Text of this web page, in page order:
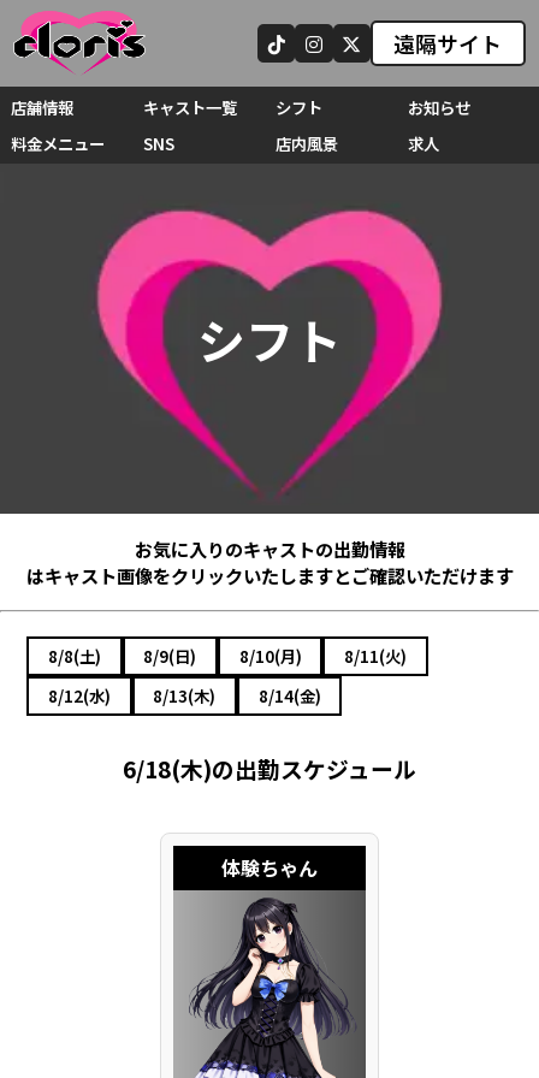
遠隔サイト
店舗情報 キャスト一覧 シフト
お知らせ
料金メニュー
SNS 店内風景 求人
シフト
お気に入りのキャストの出勤情報
はキャスト画像をクリックいたしますとご確認いただけます
8/8(土) 8/9(日) 8/10(月)
8/11(火)
8/12(水)
8/13(木) 8/14(金)
6/18(木)の出勤スケジュール
体験ちゃん